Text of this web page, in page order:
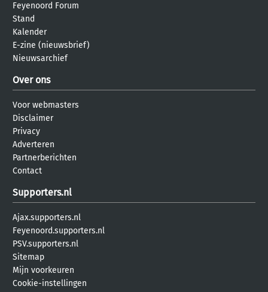
Feyenoord Forum
Stand
Kalender
E-zine (nieuwsbrief)
Nieuwsarchief
Over ons
Voor webmasters
Disclaimer
Privacy
Adverteren
Partnerberichten
Contact
Supporters.nl
Ajax.supporters.nl
Feyenoord.supporters.nl
PSV.supporters.nl
Sitemap
Mijn voorkeuren
Cookie-instellingen